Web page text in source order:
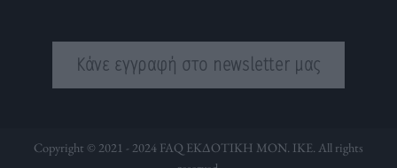
Κάνε εγγραφή στο newsletter μας
Copyright © 2021 - 2024 FAQ ΕΚΔΟΤΙΚΗ ΜΟΝ. ΙΚΕ. All rights